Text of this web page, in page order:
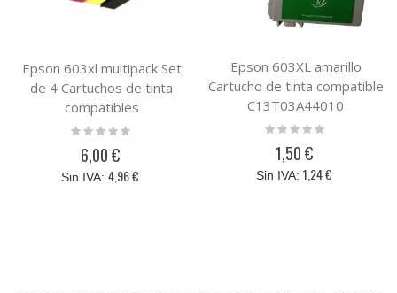
Epson 603xl multipack Set
de 4 Cartuchos de tinta
compatibles
Rating:
6,00 €
4,96 €
Epson 603XL amarillo
Cartucho de tinta compatible
C13T03A44010
Rating:
1,50 €
1,24 €